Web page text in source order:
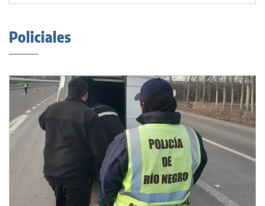
Policiales